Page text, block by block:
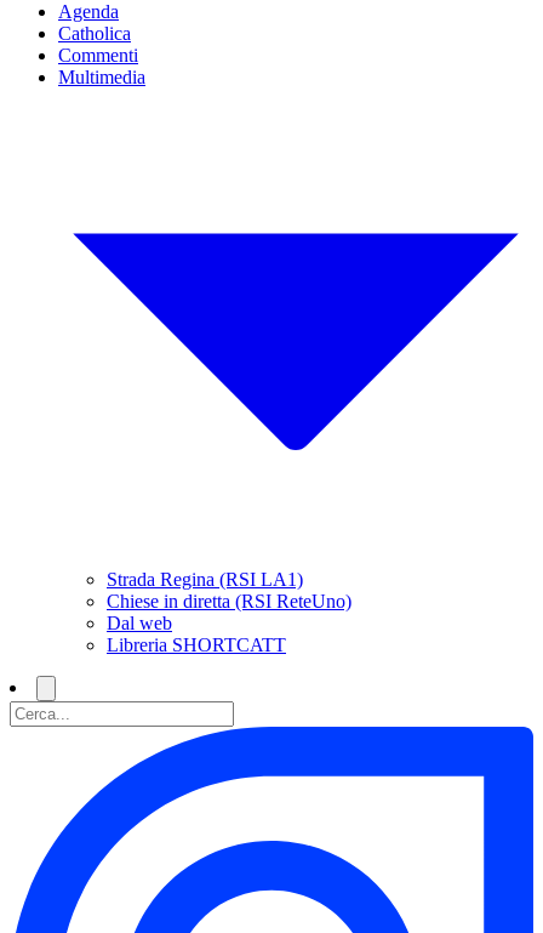
Agenda
Catholica
Commenti
Multimedia
Strada Regina (RSI LA1)
Chiese in diretta (RSI ReteUno)
Dal web
Libreria SHORTCATT